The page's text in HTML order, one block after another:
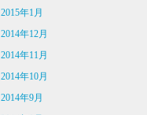
2015年1月
2014年12月
2014年11月
2014年10月
2014年9月